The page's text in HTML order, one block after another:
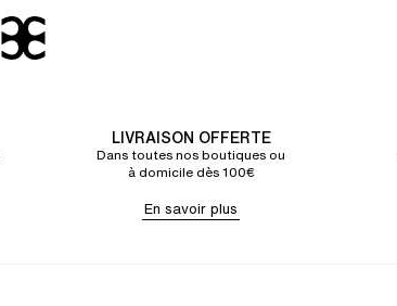
LIVRAISON OFFERTE
Dans toutes nos boutiques ou
à domicile dès 100€
En savoir plus